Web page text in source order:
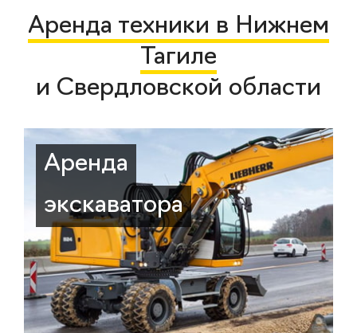
Аренда техники в Нижнем
Тагиле
и Свердловской области
Аренда
экскаватора